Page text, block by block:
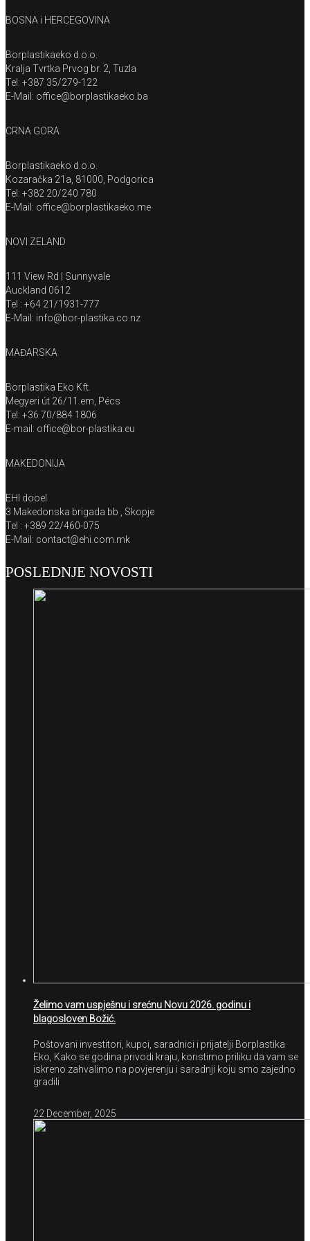
BOSNA i HERCEGOVINA
Borplastikaeko d.o.o.
Kralja Tvrtka Prvog br. 2, Tuzla
Tel: +387 35/279-122
E-Mail: office@borplastikaeko.ba
CRNA GORA
Borplastikaeko d.o.o.
Kozaračka 21a, 81000, Podgorica
Tel: +382 20/240 780
E-Mail: office@borplastikaeko.me
NOVI ZELAND
111 View Rd | Sunnyvale
Auckland 0612
Tel : +64 21/1931-777
E-Mail: info@bor-plastika.co.nz
MAĐARSKA
Borplastika Eko Kft.
Megyeri út 26/11.em, Pécs
Tel: +36 70/884 1806
E-mail: office@bor-plastika.eu
MAKEDONIJA
EHI dooel
3 Makedonska brigada bb , Skopje
Tel : +389 22/460-075
E-Mail: contact@ehi.com.mk
POSLEDNJE NOVOSTI
Želimo vam uspješnu i srećnu Novu 2026. godinu i
blagosloven Božić.
Poštovani investitori, kupci, saradnici i prijatelji Borplastika
Eko, Kako se godina privodi kraju, koristimo priliku da vam se
iskreno zahvalimo na povjerenju i saradnji koju smo zajedno
gradili
22 December, 2025